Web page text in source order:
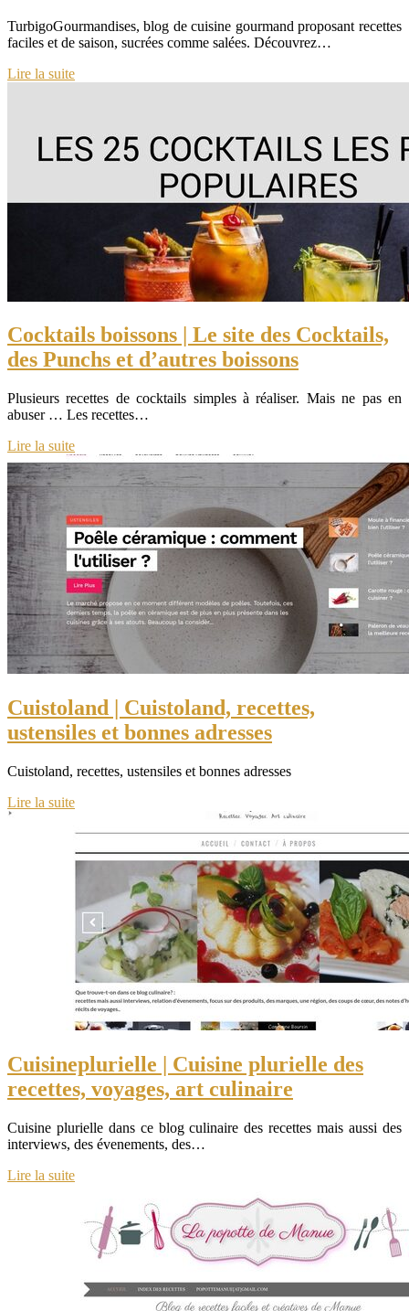
TurbigoGourmandises, blog de cuisine gourmand proposant recettes
faciles et de saison, sucrées comme salées. Découvrez…
Lire la suite
Cocktails boissons | Le site des Cocktails,
des Punchs et d’autres boissons
Plusieurs recettes de cocktails simples à réaliser. Mais ne pas en
abuser … Les recettes…
Lire la suite
Cuistoland | Cuistoland, recettes,
ustensiles et bonnes adresses
Cuistoland, recettes, ustensiles et bonnes adresses
Lire la suite
Cuisinep­lu­riel­le | Cuisine plurielle des
recettes, voyages, art culinaire
Cuisine plurielle dans ce blog culinaire des recettes mais aussi des
interviews, des évenements, des…
Lire la suite